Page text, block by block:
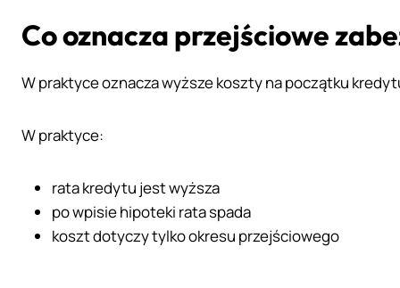
Co oznacza przejściowe
W praktyce oznacza wyższe koszty na początku
W praktyce:
rata kredytu jest wyższa
po wpisie hipoteki rata spada
koszt dotyczy tylko okresu przejściowego